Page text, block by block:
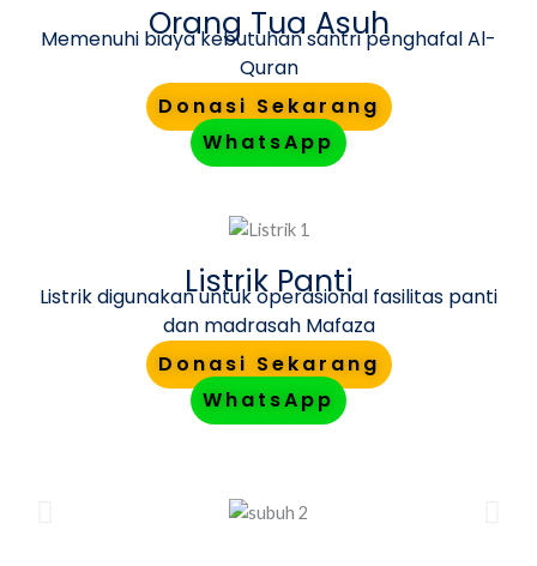
Orang Tua Asuh
Memenuhi biaya kebutuhan santri penghafal Al-
Quran
Donasi Sekarang
WhatsApp
Listrik Panti
Listrik digunakan untuk operasional fasilitas panti
dan madrasah Mafaza
Donasi Sekarang
WhatsApp